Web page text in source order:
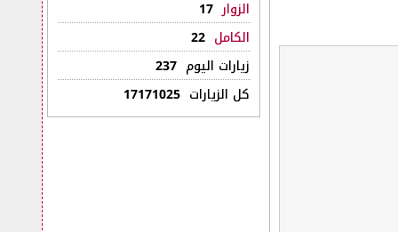
الزوار 17
الكامل 22
زيارات اليوم237
كل الزيارات17171025